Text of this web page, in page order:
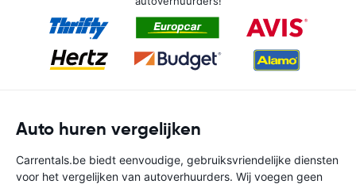
Auto huren vergelijken
Carrentals.be biedt eenvoudige, gebruiksvriendelijke diensten
voor het vergelijken van autoverhuurders. Wij voegen geen